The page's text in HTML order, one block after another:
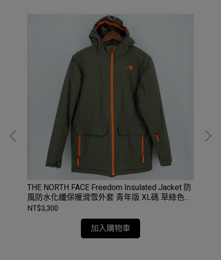
THE NORTH FACE Freedom Insulated Jacket 防
風防水化纖保暖滑雪外套 青年版 XL碼 草綠色
#NF0A3NI6
NT$3,300
加入購物車